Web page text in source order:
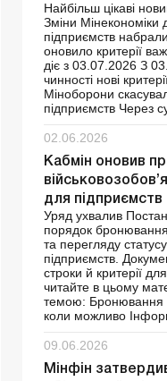
Найбільш цікаві
Зміни Мінекономіки
підприємств
оновило критерії
діє з 03.07.2026 З
чинності нові
Міноборони
підприємств Через
02.06.2026
Кабмін оновив
для підприємств
Уряд ухвалив
порядок бронювання
та перегляду
підприємств.
строки й критерії
читайте в цьому
темою: Бронювання
коли можливо
09.06.2026
Мінфін